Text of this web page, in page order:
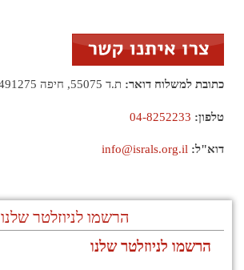
כתובת למשלוח דואר: ת.ד 55075, חיפה 3491275
טלפון: 04-8252233
דוא"ל: info@israls.org.il
הרשמו לניוזלטר שלנו
הרשמו לניוזלטר שלנו